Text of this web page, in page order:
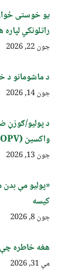
یو خوستی
راتلونکي
جون 22, 2026
د ماشومانو د
جون 14, 2026
واکسین (OPV) ګډ کمپاین پيل شو
جون 13, 2026
«پولیو مې
کیسه
جون 8, 2026
هغه خاطره چې
مې 31, 2026